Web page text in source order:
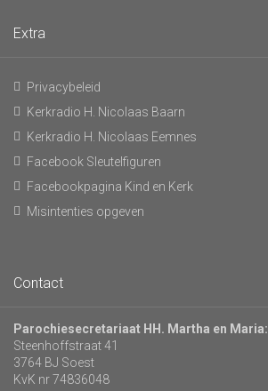
Extra
Privacybeleid
Kerkradio H. Nicolaas Baarn
Kerkradio H. Nicolaas Eemnes
Facebook Sleutelfiguren
Facebookpagina Kind en Kerk
Misintenties opgeven
Contact
Parochiesecretariaat HH. Martha en Maria:
Steenhoffstraat 41
3764 BJ Soest
KvK nr 74836048